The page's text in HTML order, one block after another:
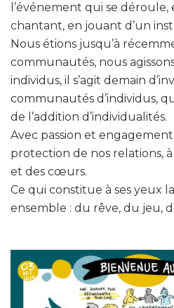
l’événement qui se déroule,
chantant, en jouant d’un
Nous étions jusqu’à
communautés, nous
individus, il s’agit demain
communautés d’individus,
de l’addition d’individualités.
Avec passion et
protection de nos relations,
et des cœurs.
Ce qui constitue à ses yeux
ensemble : du rêve, du jeu,